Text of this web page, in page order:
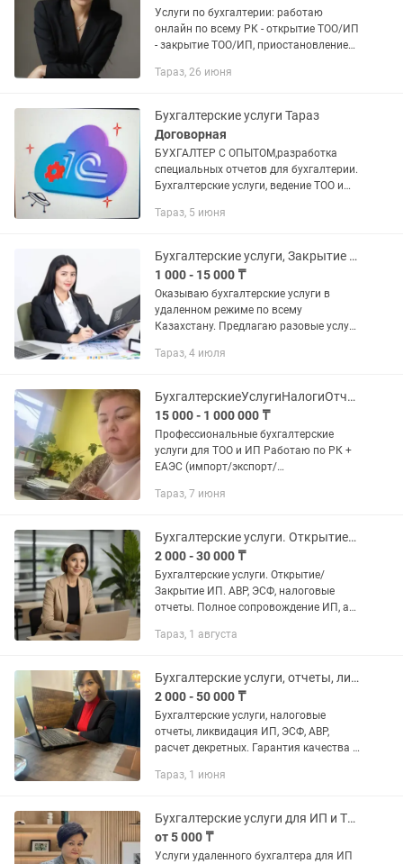
Услуги по бухгалтерии: работаю
онлайн по всему РК - открытие ТОО/ИП
- закрытие ТОО/ИП, приостановление
сопровождение бизнеса - расчет
Тараз, 26 июня
Бухгалтерские услуги Тараз
Договорная
БУХГАЛТЕР С ОПЫТОМ,разработка
специальных отчетов для бухгалтерии.
Бухгалтерские услуги, ведение ТОО и
1С,консультация по вопросам
Сдача...
Тараз, 5 июня
Бухгалтерские услуги, Закрытие ИП, ТОО, ЭСФ, АВР, Декларация, Отчеты
1 000 - 15 000 ₸
Оказываю бухгалтерские услуги в
удаленном режиме по всему
Казахстану. Предлагаю разовые услуги
Открытие/Приостановление/
СНТ,...
Тараз, 4 июля
БухгалтерскиеУслугиНалогиОтчетыУдалено
15 000 - 1 000 000 ₸
Профессиональные бухгалтерские
услуги для ТОО и ИП Работаю по РК +
ЕАЭС (импорт/экспорт/
бухгалтерское сопровождение «под
режимах...
Тараз, 7 июня
Бухгалтерские услуги. Открытие/Закрытие ИП. АВР, ЭСФ, налоговые отчеты.
2 000 - 30 000 ₸
Бухгалтерские услуги. Открытие/
Закрытие ИП. АВР, ЭСФ, налоговые
отчеты. Полное сопровождение ИП, а
регистрация трудового договора на
Тараз, 1 августа
Бухгалтерские услуги, отчеты, ликвидация ИП, ЭСФ, АВР, расчет декретных
2 000 - 50 000 ₸
Бухгалтерские услуги, налоговые
отчеты, ликвидация ИП, ЭСФ, АВР,
расчет декретных. Гарантия качества и
кадровой документации 9 лет. Разовые
Тараз, 1 июня
Бухгалтерские услуги для ИП и ТОО
от 5 000 ₸
Услуги удаленного бухгалтера для ИП